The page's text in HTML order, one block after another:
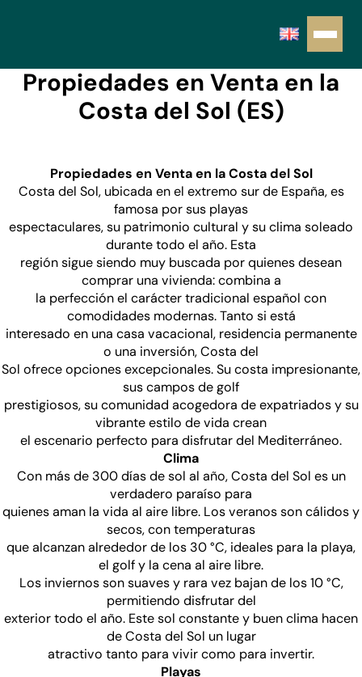
Propiedades en Venta en la
Costa del Sol (ES)
Propiedades en Venta en la Costa del Sol
Costa del Sol, ubicada en el extremo sur de España, es
famosa por sus playas
espectaculares, su patrimonio cultural y su clima soleado
durante todo el año. Esta
región sigue siendo muy buscada por quienes desean
comprar una vivienda: combina a
la perfección el carácter tradicional español con
comodidades modernas. Tanto si está
interesado en una casa vacacional, residencia permanente
o una inversión, Costa del
Sol ofrece opciones excepcionales. Su costa impresionante,
sus campos de golf
prestigiosos, su comunidad acogedora de expatriados y su
vibrante estilo de vida crean
el escenario perfecto para disfrutar del Mediterráneo.
Clima
Con más de 300 días de sol al año, Costa del Sol es un
verdadero paraíso para
quienes aman la vida al aire libre. Los veranos son cálidos y
secos, con temperaturas
que alcanzan alrededor de los 30 °C, ideales para la playa,
el golf y la cena al aire libre.
Los inviernos son suaves y rara vez bajan de los 10 °C,
permitiendo disfrutar del
exterior todo el año. Este sol constante y buen clima hacen
de Costa del Sol un lugar
atractivo tanto para vivir como para invertir.
Playas